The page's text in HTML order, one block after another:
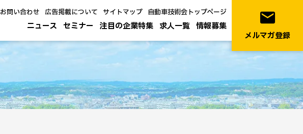
ニュース セミナー 注目の企業特集 求人一覧 情報募集
お問い合わせ 広告掲載について サイトマップ 自動車技術会トップページ email
メルマガ登録